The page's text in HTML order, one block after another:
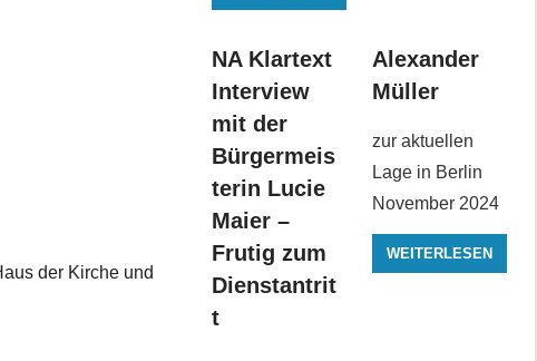
der Kirche und
NA Klartext
Interview
mit der
Bürgermeis
terin Lucie
Maier –
Frutig zum
Dienstantrit
t
Alexander
Müller
zur aktuellen
Lage in Berlin
November 2024
WEITERLESEN